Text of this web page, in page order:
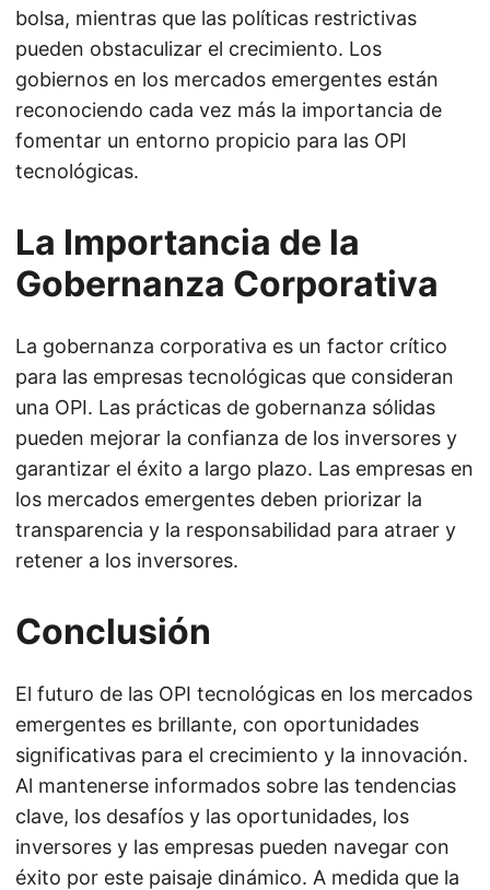
bolsa, mientras que las políticas restrictivas
pueden obstaculizar el crecimiento. Los
gobiernos en los mercados emergentes están
reconociendo cada vez más la importancia de
fomentar un entorno propicio para las OPI
tecnológicas.
La Importancia de la
Gobernanza Corporativa
La gobernanza corporativa es un factor crítico
para las empresas tecnológicas que consideran
una OPI. Las prácticas de gobernanza sólidas
pueden mejorar la confianza de los inversores y
garantizar el éxito a largo plazo. Las empresas en
los mercados emergentes deben priorizar la
transparencia y la responsabilidad para atraer y
retener a los inversores.
Conclusión
El futuro de las OPI tecnológicas en los mercados
emergentes es brillante, con oportunidades
significativas para el crecimiento y la innovación.
Al mantenerse informados sobre las tendencias
clave, los desafíos y las oportunidades, los
inversores y las empresas pueden navegar con
éxito por este paisaje dinámico. A medida que la